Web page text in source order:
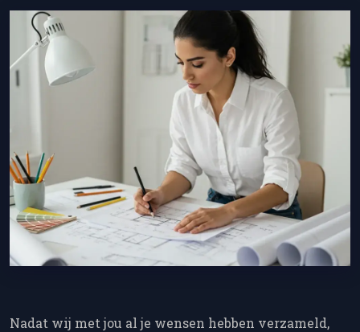
Nadat wij met jou al je wensen hebben verzameld,